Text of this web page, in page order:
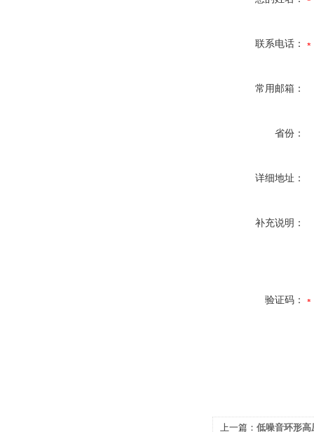
联系电话：
常用邮箱：
省份：
详细地址：
补充说明：
验证码：
上一篇： 低噪音环形高